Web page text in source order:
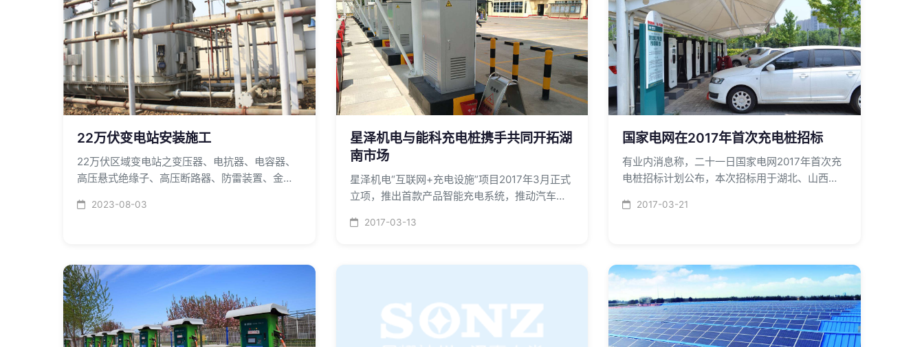
22万伏变电站安装施工
22万伏区域变电站之变压器、电抗器、电容器、
高压悬式绝缘子、高压断路器、防雷装置、金属
和一流的服务品质为您提供电力安装服务。
2023-08-03
星泽机电与能科充电桩携手共同开拓湖
南市场
星泽机电“互联网+充电设施”项目2017年3月正式
立项，推出首款产品智能充电系统，推动汽车电
科股份与星泽机电合作，为星泽机电提供充电设
2017-03-13
国家电网在2017年首次充电桩招标
有业内消息称，二十一日国家电网2017年首次充
电桩招标计划公布，本次招标用于湖北、山西、
福建、山西等电网公司的充电站建设，总计交流
2017-03-21